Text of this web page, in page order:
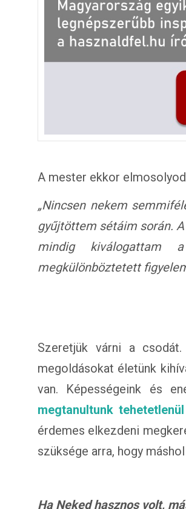
A mester ekkor
„Nincsen nekem
gyűjtöttem sétáim során.
mindig kiválogattam
megkülönböztetett
Szeretjük várni a
megoldásokat életünk
van. Képességeink és
megtanultunk
érdemes elkezdeni
szüksége arra, hogy
Ha Neked hasznos volt,